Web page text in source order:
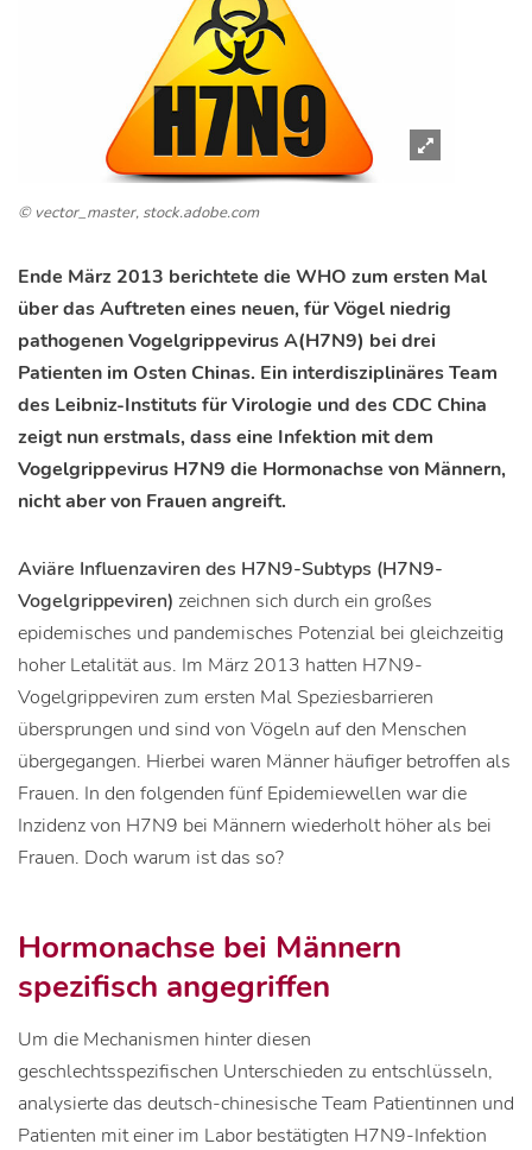
© vector_master, stock.adobe.com
Ende März 2013 berichtete die WHO zum ersten Mal
über das Auftreten eines neuen, für Vögel niedrig
pathogenen Vogelgrippevirus A(H7N9) bei drei
Patienten im Osten Chinas. Ein interdisziplinäres Team
des Leibniz-Instituts für Virologie und des CDC China
zeigt nun erstmals, dass eine Infektion mit dem
Vogelgrippevirus H7N9 die Hormonachse von Männern,
nicht aber von Frauen angreift.
Aviäre Influenzaviren des H7N9-Subtyps (H7N9-
Vogelgrippeviren) zeichnen sich durch ein großes
epidemisches und pandemisches Potenzial bei gleichzeitig
hoher Letalität aus. Im März 2013 hatten H7N9-
Vogelgrippeviren zum ersten Mal Speziesbarrieren
übersprungen und sind von Vögeln auf den Menschen
übergegangen. Hierbei waren Männer häufiger betroffen als
Frauen. In den folgenden fünf Epidemiewellen war die
Inzidenz von H7N9 bei Männern wiederholt höher als bei
Frauen. Doch warum ist das so?
Hormonachse bei Männern
spezifisch angegriffen
Um die Mechanismen hinter diesen
geschlechtsspezifischen Unterschieden zu entschlüsseln,
analysierte das deutsch-chinesische Team Patientinnen und
Patienten mit einer im Labor bestätigten H7N9-Infektion